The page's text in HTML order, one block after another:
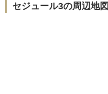
セジュール3の周辺地図